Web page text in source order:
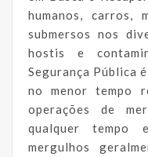
humanos, carros,
submersos nos
hostis e
Segurança Pública
no menor tempo
operações de
qualquer tempo
mergulhos